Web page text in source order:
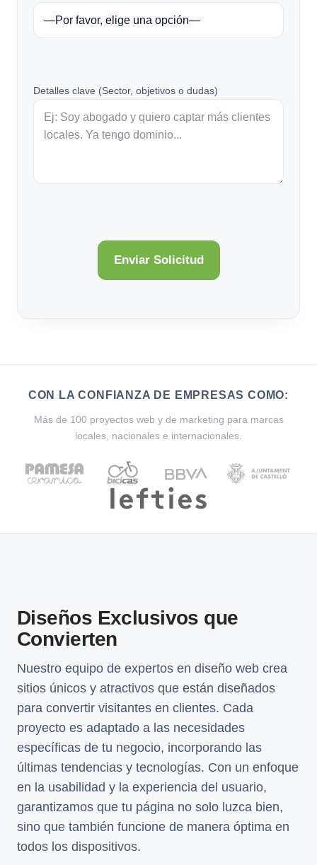
Detalles clave (Sector, objetivos o dudas)
CON LA CONFIANZA DE EMPRESAS COMO:
Más de 100 proyectos web y de marketing para marcas
locales, nacionales e internacionales.
Diseños Exclusivos que
Convierten
Nuestro equipo de expertos en diseño web crea
sitios únicos y atractivos que están diseñados
para convertir visitantes en clientes. Cada
proyecto es adaptado a las necesidades
específicas de tu negocio, incorporando las
últimas tendencias y tecnologías. Con un enfoque
en la usabilidad y la experiencia del usuario,
garantizamos que tu página no solo luzca bien,
sino que también funcione de manera óptima en
todos los dispositivos.